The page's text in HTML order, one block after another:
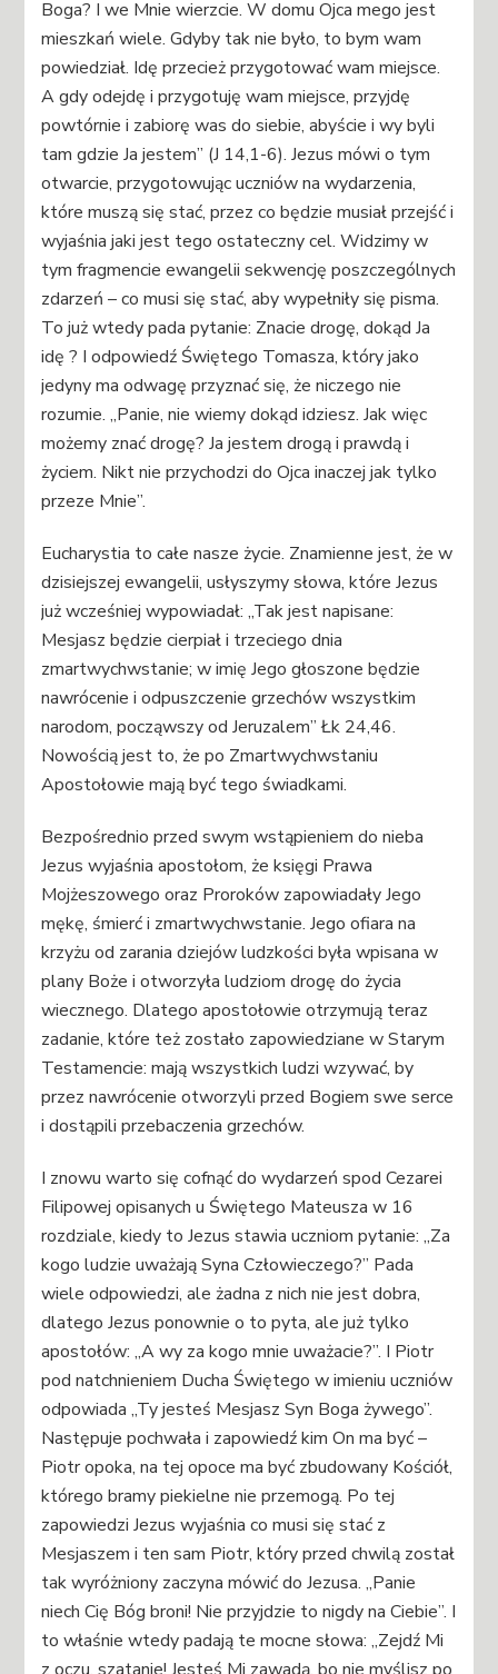
Boga? I we Mnie wierzcie. W domu Ojca mego jest
mieszkań wiele. Gdyby tak nie było, to bym wam
powiedział. Idę przecież przygotować wam miejsce.
A gdy odejdę i przygotuję wam miejsce, przyjdę
powtórnie i zabiorę was do siebie, abyście i wy byli
tam gdzie Ja jestem” (J 14,1-6). Jezus mówi o tym
otwarcie, przygotowując uczniów na wydarzenia,
które muszą się stać, przez co będzie musiał przejść i
wyjaśnia jaki jest tego ostateczny cel. Widzimy w
tym fragmencie ewangelii sekwencję poszczególnych
zdarzeń – co musi się stać, aby wypełniły się pisma.
To już wtedy pada pytanie: Znacie drogę, dokąd Ja
idę ? I odpowiedź Świętego Tomasza, który jako
jedyny ma odwagę przyznać się, że niczego nie
rozumie. „Panie, nie wiemy dokąd idziesz. Jak więc
możemy znać drogę? Ja jestem drogą i prawdą i
życiem. Nikt nie przychodzi do Ojca inaczej jak tylko
przeze Mnie”.
Eucharystia to całe nasze życie. Znamienne jest, że w
dzisiejszej ewangelii, usłyszymy słowa, które Jezus
już wcześniej wypowiadał: „Tak jest napisane:
Mesjasz będzie cierpiał i trzeciego dnia
zmartwychwstanie; w imię Jego głoszone będzie
nawrócenie i odpuszczenie grzechów wszystkim
narodom, począwszy od Jeruzalem” Łk 24,46.
Nowością jest to, że po Zmartwychwstaniu
Apostołowie mają być tego świadkami.
Bezpośrednio przed swym wstąpieniem do nieba
Jezus wyjaśnia apostołom, że księgi Prawa
Mojżeszowego oraz Proroków zapowiadały Jego
mękę, śmierć i zmartwychwstanie. Jego ofiara na
krzyżu od zarania dziejów ludzkości była wpisana w
plany Boże i otworzyła ludziom drogę do życia
wiecznego. Dlatego apostołowie otrzymują teraz
zadanie, które też zostało zapowiedziane w Starym
Testamencie: mają wszystkich ludzi wzywać, by
przez nawrócenie otworzyli przed Bogiem swe serce
i dostąpili przebaczenia grzechów.
I znowu warto się cofnąć do wydarzeń spod Cezarei
Filipowej opisanych u Świętego Mateusza w 16
rozdziale, kiedy to Jezus stawia uczniom pytanie: „Za
kogo ludzie uważają Syna Człowieczego?” Pada
wiele odpowiedzi, ale żadna z nich nie jest dobra,
dlatego Jezus ponownie o to pyta, ale już tylko
apostołów: „A wy za kogo mnie uważacie?”. I Piotr
pod natchnieniem Ducha Świętego w imieniu uczniów
odpowiada „Ty jesteś Mesjasz Syn Boga żywego”.
Następuje pochwała i zapowiedź kim On ma być –
Piotr opoka, na tej opoce ma być zbudowany Kościół,
którego bramy piekielne nie przemogą. Po tej
zapowiedzi Jezus wyjaśnia co musi się stać z
Mesjaszem i ten sam Piotr, który przed chwilą został
tak wyróżniony zaczyna mówić do Jezusa. „Panie
niech Cię Bóg broni! Nie przyjdzie to nigdy na Ciebie”. I
to właśnie wtedy padają te mocne słowa: „Zejdź Mi
z oczu, szatanie! Jesteś Mi zawadą, bo nie myślisz po